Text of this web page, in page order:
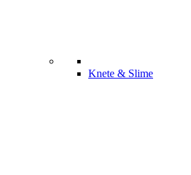
Knete & Slime